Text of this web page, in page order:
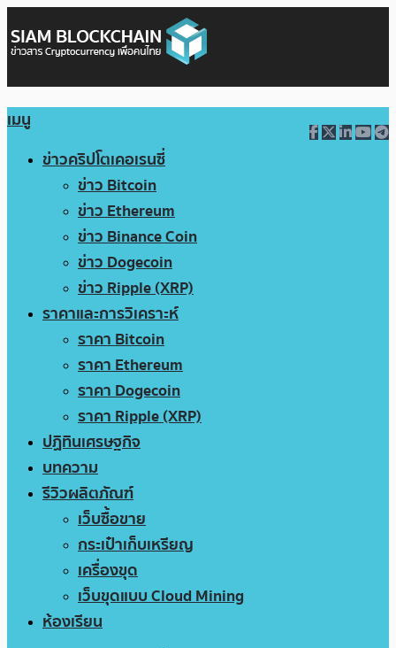
เมนู
ข่าวคริปโตเคอเรนซี่
ข่าว Bitcoin
ข่าว Ethereum
ข่าว Binance Coin
ข่าว Dogecoin
ข่าว Ripple (XRP)
ราคาและการวิเคราะห์
ราคา Bitcoin
ราคา Ethereum
ราคา Dogecoin
ราคา Ripple (XRP)
ปฏิทินเศรษฐกิจ
บทความ
รีวิวผลิตภัณฑ์
เว็บซื้อขาย
กระเป๋าเก็บเหรียญ
เครื่องขุด
เว็บขุดแบบ Cloud Mining
ห้องเรียน